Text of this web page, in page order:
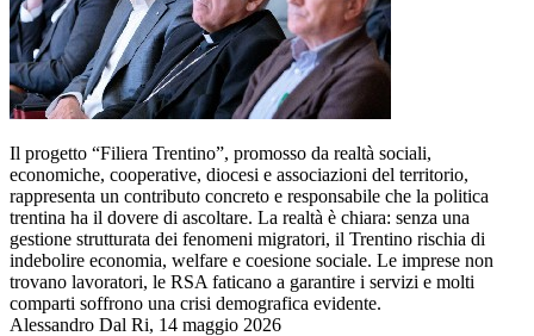
Il progetto “Filiera Trentino”, promosso da realtà sociali,
economiche, cooperative, diocesi e associazioni del territorio,
rappresenta un contributo concreto e responsabile che la politica
trentina ha il dovere di ascoltare. La realtà è chiara: senza una
gestione strutturata dei fenomeni migratori, il Trentino rischia di
indebolire economia, welfare e coesione sociale. Le imprese non
trovano lavoratori, le RSA faticano a garantire i servizi e molti
comparti soffrono una crisi demografica evidente.
Alessandro Dal Ri, 14 maggio 2026